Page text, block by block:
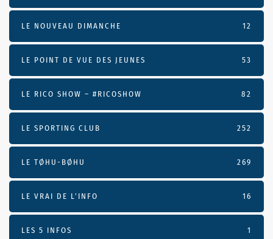
LE NOUVEAU DIMANCHE 12
LE POINT DE VUE DES JEUNES 53
LE RICO SHOW – #RICOSHOW 82
LE SPORTING CLUB 252
LE TØHU-BØHU 269
LE VRAI DE L’INFO 16
LES 5 INFOS 1